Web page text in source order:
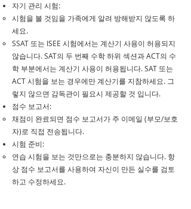
​자기 관리 시험:
​시험을 볼 것임을 가족에게 알려 방해받지 않도록 하
세요.
SSAT 또는 ISEE 시험에서는 계산기 사용이 허용되지
않습니다. SAT의 두 번째 수학 하위 섹션과 ACT의 수
학 부분에서는 계산기 사용이 허용됩니다. SAT 또는
ACT 시험을 보는 경우에만 계산기를 지참하세요. 그
렇지 않으면 감독관이 필요시 제공할 것 입니다.
점수 보고서:
​채점이 완료되면 점수 보고서가 주 이메일 (부모/보호
자)로 직접 전송됩니다.
​시험 준비:
​​연습 시험을 보는 것만으로는 충분하지 않습니다. 항
상 점수 보고서를 사용하여 자신이 만든 실수를 검토
하고 수정하세요.